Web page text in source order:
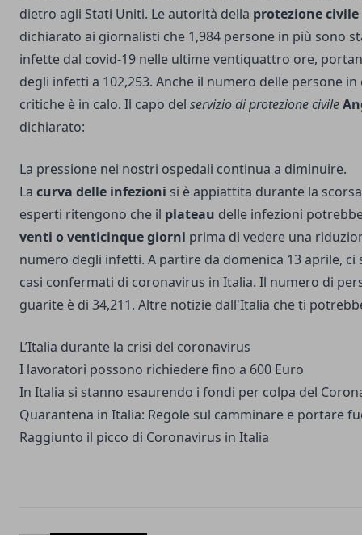
dietro agli Stati Uniti. Le autorità della protezione
dichiarato ai giornalisti che 1,984 persone in più sono
infette dal covid-19 nelle ultime ventiquattro ore,
degli infetti a 102,253. Anche il numero delle persone
critiche è in calo. Il capo del servizio di protezione civile
dichiarato:
La pressione nei nostri ospedali continua a diminuire.
La curva delle infezioni si è appiattita durante la
esperti ritengono che il plateau delle infezioni
venti o venticinque giorni prima di vedere una
numero degli infetti. A partire da domenica 13 aprile, ci
casi confermati di coronavirus in Italia. Il numero di
guarite è di 34,211. Altre notizie dall'Italia che ti
L’Italia durante la crisi del coronavirus
I lavoratori possono richiedere fino a 600 Euro
In Italia si stanno esaurendo i fondi per colpa del
Quarantena in Italia: Regole sul camminare e portare
Raggiunto il picco di Coronavirus in Italia